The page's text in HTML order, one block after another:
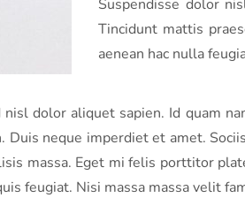
Suspendisse dolor
Tincidunt mattis
aenean hac nulla
dolor aliquet sapien. Id quam
neque imperdiet et amet.
massa. Eget mi felis porttitor
feugiat. Nisi massa massa velit